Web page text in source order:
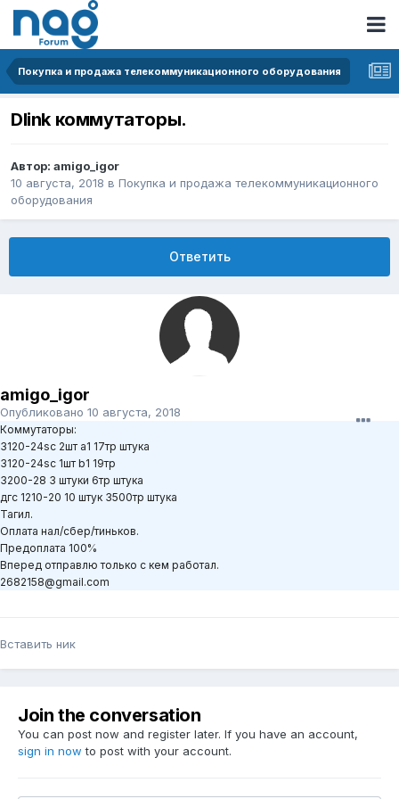
Покупка и продажа телекоммуникационного оборудования
Dlink коммутаторы.
Автор: amigo_igor
10 августа, 2018 в Покупка и продажа телекоммуникационного
оборудования
Ответить
amigo_igor
Опубликовано 10 августа, 2018
Коммутаторы:
3120-24sc 2шт a1 17тр штука
3120-24sc 1шт b1 19тр
3200-28 3 штуки 6тр штука
дгс 1210-20 10 штук 3500тр штука
Тагил.
Оплата нал/сбер/тиньков.
Предоплата 100%
Вперед отправлю только с кем работал.
2682158@gmail.com
Вставить ник
Join the conversation
You can post now and register later. If you have an account,
sign in now to post with your account.